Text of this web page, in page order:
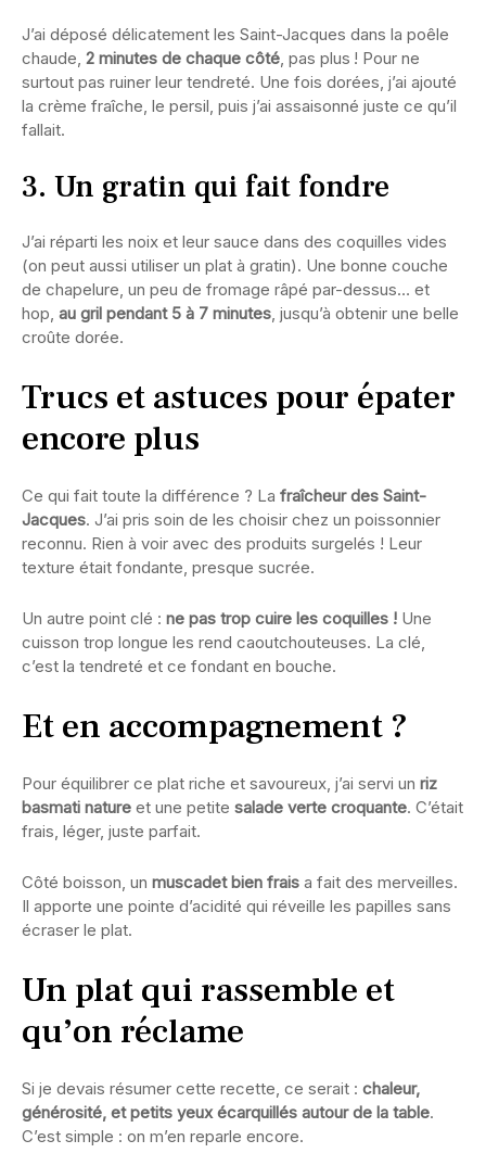
J’ai déposé délicatement les Saint-Jacques dans la poêle
chaude, 2 minutes de chaque côté, pas plus ! Pour ne
surtout pas ruiner leur tendreté. Une fois dorées, j’ai ajouté
la crème fraîche, le persil, puis j’ai assaisonné juste ce qu’il
fallait.
3. Un gratin qui fait fondre
J’ai réparti les noix et leur sauce dans des coquilles vides
(on peut aussi utiliser un plat à gratin). Une bonne couche
de chapelure, un peu de fromage râpé par-dessus… et
hop, au gril pendant 5 à 7 minutes, jusqu’à obtenir une belle
croûte dorée.
Trucs et astuces pour épater
encore plus
Ce qui fait toute la différence ? La fraîcheur des Saint-
Jacques. J’ai pris soin de les choisir chez un poissonnier
reconnu. Rien à voir avec des produits surgelés ! Leur
texture était fondante, presque sucrée.
Un autre point clé : ne pas trop cuire les coquilles ! Une
cuisson trop longue les rend caoutchouteuses. La clé,
c’est la tendreté et ce fondant en bouche.
Et en accompagnement ?
Pour équilibrer ce plat riche et savoureux, j’ai servi un riz
basmati nature et une petite salade verte croquante. C’était
frais, léger, juste parfait.
Côté boisson, un muscadet bien frais a fait des merveilles.
Il apporte une pointe d’acidité qui réveille les papilles sans
écraser le plat.
Un plat qui rassemble et
qu’on réclame
Si je devais résumer cette recette, ce serait : chaleur,
générosité, et petits yeux écarquillés autour de la table.
C’est simple : on m’en reparle encore.